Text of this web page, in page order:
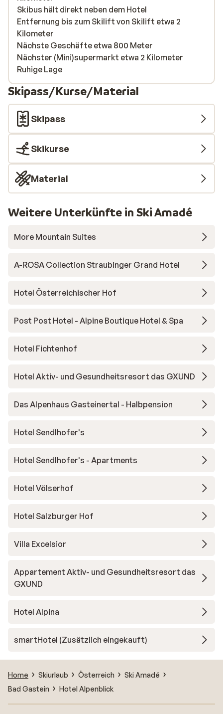
Skibus hält direkt neben dem Hotel
Entfernung bis zum Skilift von Skilift etwa 2
Kilometer
Nächste Geschäfte etwa 800 Meter
Nächster (Mini)supermarkt etwa 2 Kilometer
Ruhige Lage
Skipass/Kurse/Material
Skipass
Skikurse
Material
Weitere Unterkünfte in Ski Amadé
More Mountain Suites
A-ROSA Collection Straubinger Grand Hotel
Hotel Österreichischer Hof
Post Post Hotel - Alpine Boutique Hotel & Spa
Hotel Fichtenhof
Hotel Aktiv- und Gesundheitsresort das GXUND
Das Alpenhaus Gasteinertal - Halbpension
Hotel Sendlhofer's
Hotel Sendlhofer's - Apartments
Hotel Völserhof
Hotel Salzburger Hof
Villa Excelsior
Appartement Aktiv- und Gesundheitsresort das
GXUND
Hotel Alpina
smartHotel (Zusätzlich eingekauft)
Home Skiurlaub Österreich
Ski Amadé
Bad Gastein
Hotel Alpenblick